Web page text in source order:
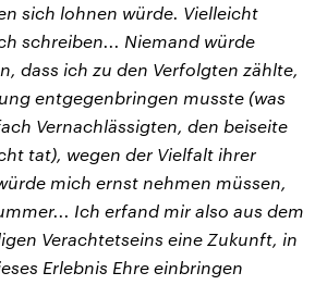
sich lohnen würde. Vielleicht
schreiben... Niemand würde
dass ich zu den Verfolgten zählte,
entgegenbringen musste (was
Vernachlässigten, den beiseite
tat), wegen der Vielfalt ihrer
mich ernst nehmen müssen,
Ich erfand mir also aus dem
Verachtetseins eine Zukunft, in
Erlebnis Ehre einbringen